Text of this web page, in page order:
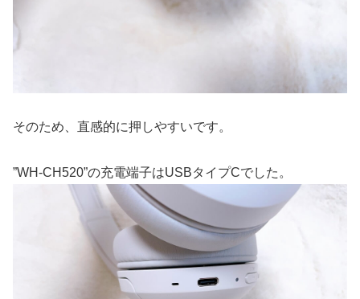
そのため、直感的に押しやすいです。
”WH-CH520”の充電端子はUSBタイプCでした。